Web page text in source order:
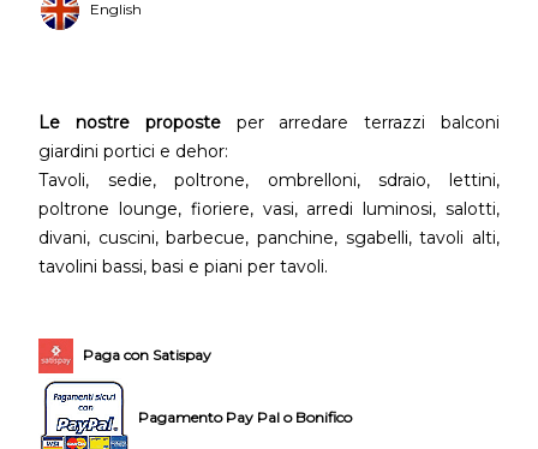
English
Le nostre proposteper arredare terrazzi balconi
giardini portici e dehor:
Tavoli, sedie, poltrone, ombrelloni, sdraio, lettini,
poltrone lounge, fioriere, vasi, arredi luminosi, salotti,
divani, cuscini, barbecue, panchine, sgabelli, tavoli alti,
tavolini bassi, basi e piani per tavoli.
Paga con Satispay
Pagamento Pay Pal o Bonifico